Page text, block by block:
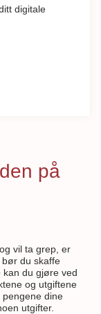
digitale
på
vil ta grep, er
du skaffe
kan du gjøre ved
og utgiftene
dine
utgifter.